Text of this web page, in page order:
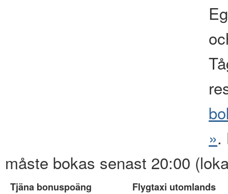
».
måste bokas senast 20:00
Tjäna bonuspoäng Flygtaxi utomlands